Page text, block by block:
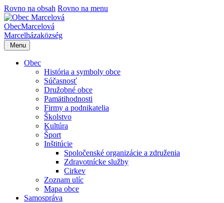
Rovno na obsah Rovno na menu
ObecMarcelová
Marcelházaközség
Menu
Obec
História a symboly obce
Súčasnosť
Družobné obce
Pamätihodnosti
Firmy a podnikatelia
Školstvo
Kultúra
Šport
Inštitúcie
Spoločenské organizácie a združenia
Zdravotnícke služby
Cirkev
Zoznam ulíc
Mapa obce
Samospráva